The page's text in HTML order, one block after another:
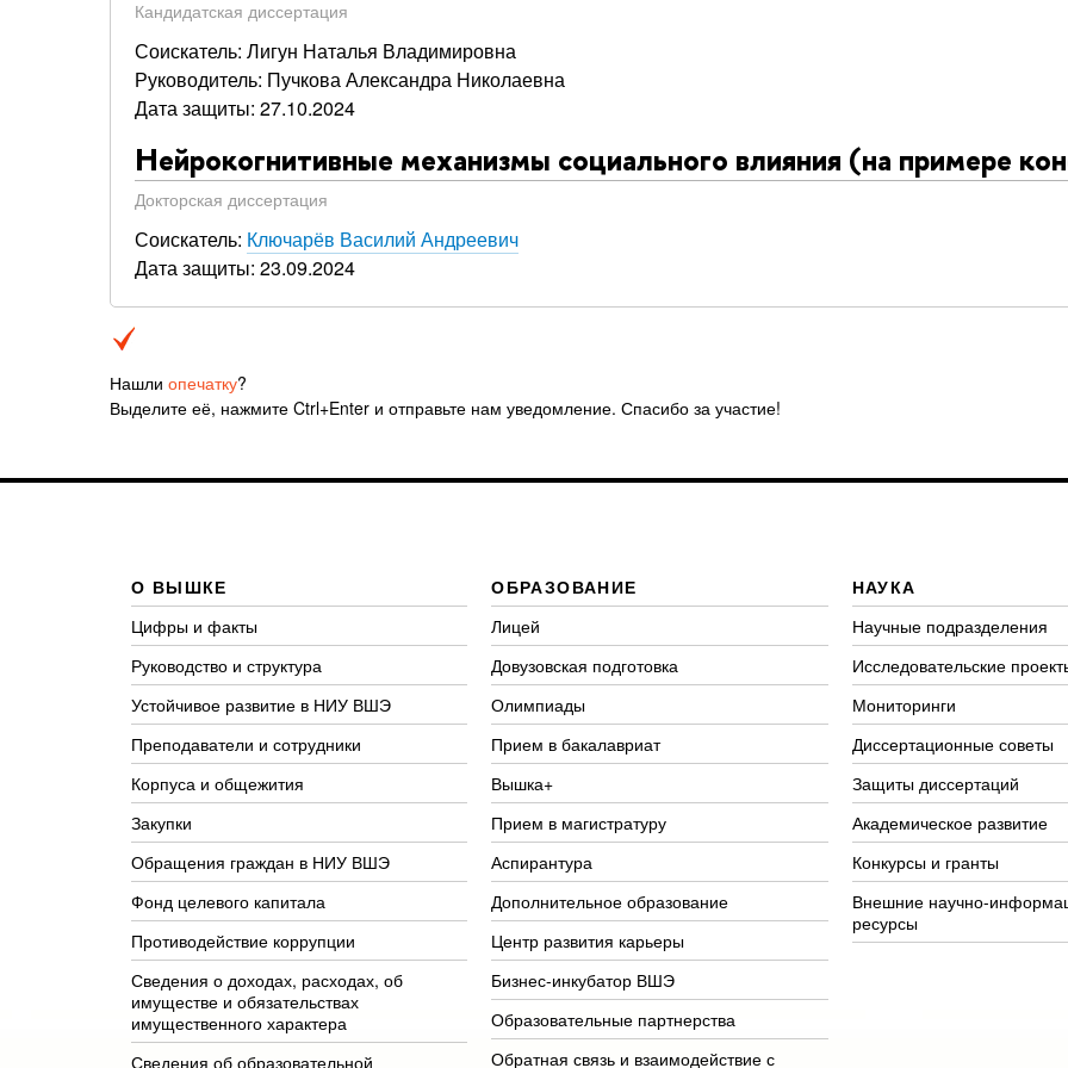
Нашли опечатку?
Выделите её, нажмите Ctrl+Enter и отправьте нам уведомление. Спасибо за участие!
Кандидатская диссертация
Соискатель: Лигун Наталья Владимировна
Руководитель: Пучкова Александра Николаевна
Дата защиты: 27.10.2024
Нейрокогнитивные механизмы социального влияния (на примере
Докторская диссертация
Соискатель: Ключарёв Василий Андреевич
Дата защиты: 23.09.2024
О ВЫШКЕ
Цифры и факты
Руководство и структура
Устойчивое развитие в НИУ ВШЭ
Преподаватели и сотрудники
Корпуса и общежития
Закупки
Обращения граждан в НИУ ВШЭ
Фонд целевого капитала
Противодействие коррупции
Сведения о доходах, расходах, об
имуществе и обязательствах
имущественного характера
Сведения об образовательной
ОБРАЗОВАНИЕ
Лицей
Довузовская подготовка
Олимпиады
Прием в бакалавриат
Вышка+
Прием в магистратуру
Аспирантура
Дополнительное образование
Центр развития карьеры
Бизнес-инкубатор ВШЭ
Образовательные партнерства
Обратная связь и взаимодействие с
НАУКА
Научные подразделения
Исследовательские
Мониторинги
Диссертационные советы
Защиты диссертаций
Академическое развитие
Конкурсы и гранты
Внешние научно-
ресурсы